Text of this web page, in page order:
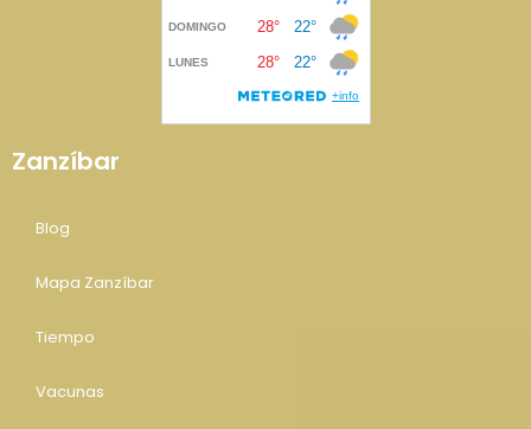
Zanzíbar
Blog
Mapa Zanzíbar
Tiempo
Vacunas